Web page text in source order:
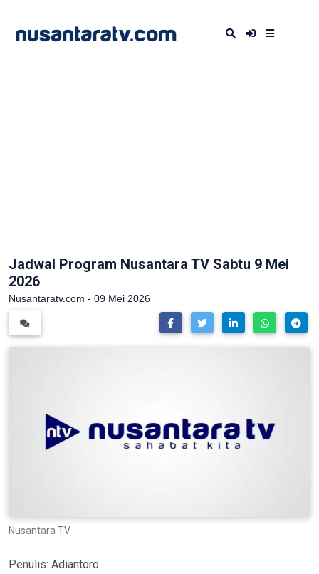
Jadwal Program Nusantara TV Sabtu 9 Mei
2026
Nusantaratv.com - 09 Mei 2026
Nusantara TV.
Penulis: Adiantoro